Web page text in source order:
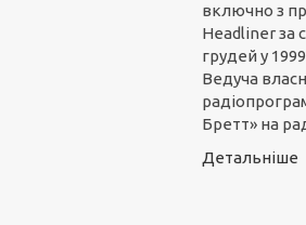
включно з
Headliner за
грудей у
Ведуча
Бретт» на
Детальніше